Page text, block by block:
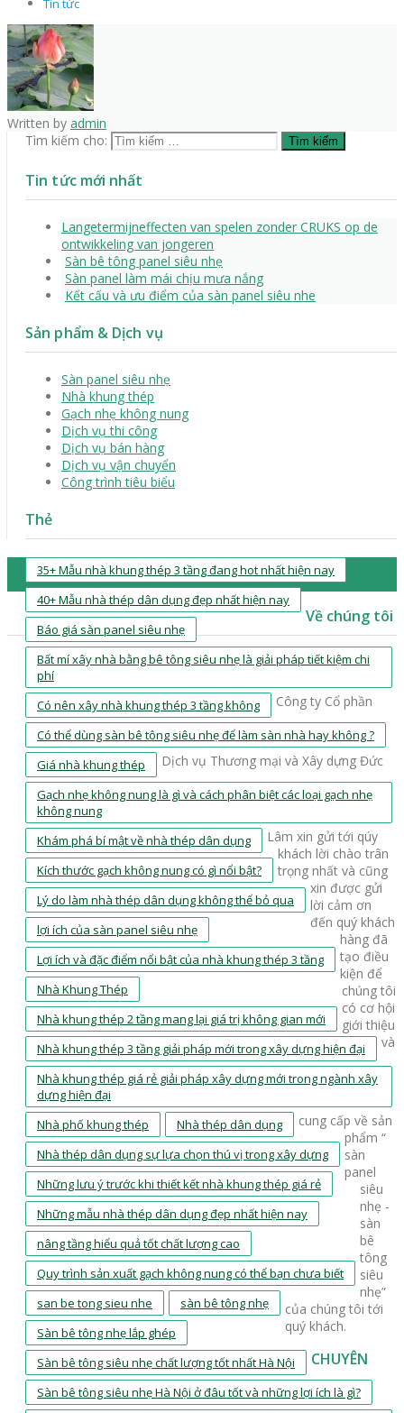
Tin tức
Written by admin
Tìm kiếm cho:
Tin tức mới nhất
Langetermijneffecten van spelen zonder CRUKS op de
ontwikkeling van jongeren
Sàn bê tông panel siêu nhẹ
Sàn panel làm mái chịu mưa nắng
Kết cấu và ưu điểm của sàn panel siêu nhe
Sản phẩm & Dịch vụ
Sàn panel siêu nhẹ
Nhà khung thép
Gạch nhẹ không nung
Dịch vụ thi công
Dịch vụ bán hàng
Dịch vụ vận chuyển
Công trình tiêu biểu
Thẻ
35+ Mẫu nhà khung thép 3 tầng đang hot nhất hiện nay
40+ Mẫu nhà thép dân dụng đẹp nhất hiện nay
Báo giá sàn panel siêu nhẹ
Bất mí xây nhà bằng bê tông siêu nhẹ là giải pháp tiết kiệm chi
phí
Có nên xây nhà khung thép 3 tầng không
Có thể dùng sàn bê tông siêu nhẹ để làm sàn nhà hay không ?
Giá nhà khung thép
Gạch nhẹ không nung là gì và cách phân biệt các loại gạch nhẹ
không nung
Khám phá bí mật về nhà thép dân dụng
Kích thước gạch không nung có gì nổi bật?
Lý do làm nhà thép dân dụng không thể bỏ qua
lợi ích của sàn panel siêu nhẹ
Lợi ích và đặc điểm nổi bật của nhà khung thép 3 tầng
Nhà Khung Thép
Nhà khung thép 2 tầng mang lại giá trị không gian mới
Nhà khung thép 3 tầng giải pháp mới trong xây dựng hiện đại
Nhà khung thép giá rẻ giải pháp xây dựng mới trong ngành xây
dựng hiện đại
Nhà phố khung thép
Nhà thép dân dụng
Nhà thép dân dụng sự lựa chọn thú vị trong xây dựng
Những lưu ý trước khi thiết kết nhà khung thép giá rẻ
Những mẫu nhà thép dân dụng đẹp nhất hiện nay
nâng tầng hiểu quả tốt chất lượng cao
Quy trình sản xuất gạch không nung có thể bạn chưa biết
san be tong sieu nhe
sàn bê tông nhẹ
Sàn bê tông nhẹ lắp ghép
Sàn bê tông siêu nhẹ chất lượng tốt nhất Hà Nội
Sàn bê tông siêu nhẹ Hà Nội ở đâu tốt và những lợi ích là gì?
Về chúng tôi
Công ty Cổ phần
Dịch vụ Thương mại và Xây dựng Đức
Lâm xin gửi tới qúy
khách lời chào trân
trọng nhất và cũng
xin được gửi
lời cảm ơn
đến quý khách
hàng đã
tạo điều
kiện để
chúng tôi
có cơ hội
giới thiệu
và
cung cấp về sản
phẩm “
sàn
panel
siêu
nhẹ -
sàn
bê
tông
siêu
nhẹ”
của chúng tôi tới
quý khách.
CHUYÊN